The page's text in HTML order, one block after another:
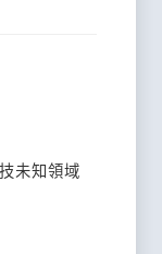
未知領域